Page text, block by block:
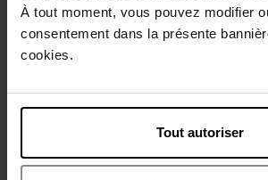
À tout moment, vous pouvez modifier
consentement dans la présente
cookies.
Tout autoriser
Bientôt disponible